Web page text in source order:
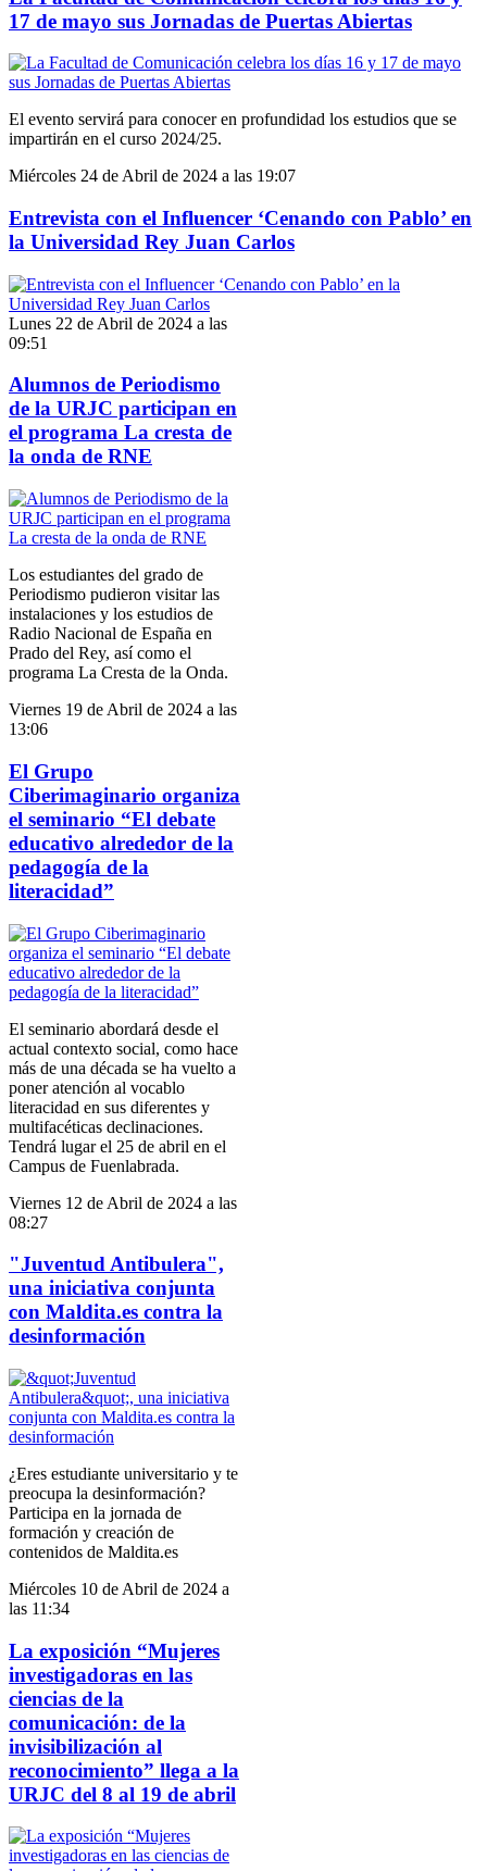
17 de mayo sus Jornadas de Puertas Abiertas
El evento servirá para conocer en profundidad los estudios que se
impartirán en el curso 2024/25.
Miércoles 24 de Abril de 2024 a las 19:07
Entrevista con el Influencer ‘Cenando con Pablo’ en
la Universidad Rey Juan Carlos
Lunes 22 de Abril de 2024 a las
09:51
Alumnos de Periodismo
de la URJC participan en
el programa La cresta de
la onda de RNE
Los estudiantes del grado de
Periodismo pudieron visitar las
instalaciones y los estudios de
Radio Nacional de España en
Prado del Rey, así como el
programa La Cresta de la Onda.
Viernes 19 de Abril de 2024 a las
13:06
El Grupo
Ciberimaginario organiza
el seminario “El debate
educativo alrededor de la
pedagogía de la
literacidad”
El seminario abordará desde el
actual contexto social, como hace
más de una década se ha vuelto a
poner atención al vocablo
literacidad en sus diferentes y
multifacéticas declinaciones.
Tendrá lugar el 25 de abril en el
Campus de Fuenlabrada.
Viernes 12 de Abril de 2024 a las
08:27
"Juventud Antibulera",
una iniciativa conjunta
con Maldita.es contra la
desinformación
¿Eres estudiante universitario y te
preocupa la desinformación?
Participa en la jornada de
formación y creación de
contenidos de Maldita.es
Miércoles 10 de Abril de 2024 a
las 11:34
La exposición “Mujeres
investigadoras en las
ciencias de la
comunicación: de la
invisibilización al
reconocimiento” llega a la
URJC del 8 al 19 de abril